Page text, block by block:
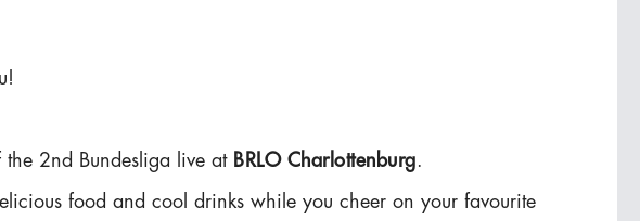
2nd Bundesliga live at BRLO Charlottenburg.
food and cool drinks while you cheer on your favourite